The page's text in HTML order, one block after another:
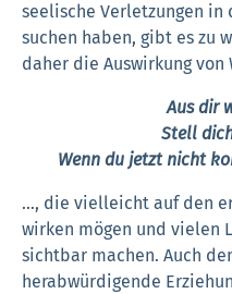
seelische Verletzungen in
suchen haben, gibt es zu
daher die Auswirkung von
Aus dir
Stell
Wenn du jetzt nicht
…, die vielleicht auf den
wirken mögen und vielen
sichtbar machen. Auch
herabwürdigende